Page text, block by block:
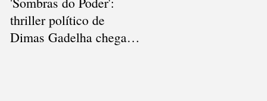
thriller político de
Dimas Gadelha chega